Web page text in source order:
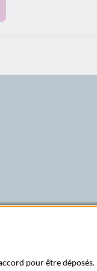
pour être déposés.